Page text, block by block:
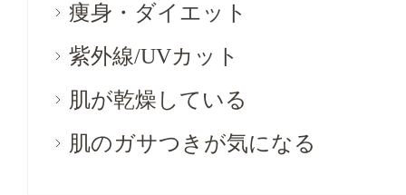
痩身・ダイエット
紫外線/UVカット
肌が乾燥している
肌のガサつきが気になる